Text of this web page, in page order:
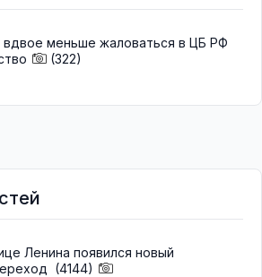
вдвое меньше жаловаться в ЦБ РФ
(322)
Ленина появился новый
(4144)